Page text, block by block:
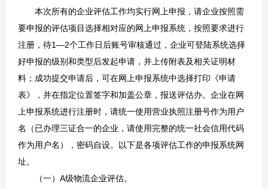
本次所有的企业评估工作均实行网上申报，请企业按照需
要申报的评估项目选择相对应的网上申报系统，按照要求进行
注册，待1—2个工作日后账号审核通过，企业可登陆系统选择
好申报的级别和类型后发起申请，并上传附表及相关证明材
料；成功提交申请后，可在网上申报系统中选择打印《申请
表》，并在指定位置签字和加盖公章，报送评估办。企业在网
上申报系统进行注册时，请统一使用营业执照注册号作为用户
名（已办理三证合一的企业，请使用完整的统一社会信用代码
作为用户名），密码自设。以下是各项评估工作的申报系统网
址。
（一）A级物流企业评估。